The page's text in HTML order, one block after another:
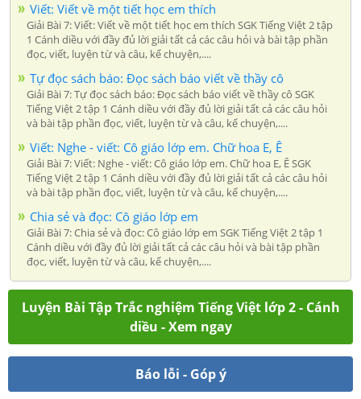
Viết: Viết về một tiết học em thích
Giải Bài 7: Viết: Viết về một tiết học em thích SGK Tiếng Việt 2 tập
1 Cánh diều với đầy đủ lời giải tất cả các câu hỏi và bài tập phần
đọc, viết, luyện từ và câu, kể chuyện,....
Tự đọc sách báo: Đọc sách báo viết về thầy cô
Giải Bài 7: Tự đọc sách báo: Đọc sách báo viết về thầy cô SGK
Tiếng Việt 2 tập 1 Cánh diều với đầy đủ lời giải tất cả các câu hỏi
và bài tập phần đọc, viết, luyện từ và câu, kể chuyện,....
Viết: Nghe - viết: Cô giáo lớp em. Chữ hoa E, Ê
Giải Bài 7: Viết: Nghe - viết: Cô giáo lớp em. Chữ hoa E, Ê SGK
Tiếng Việt 2 tập 1 Cánh diều với đầy đủ lời giải tất cả các câu hỏi
và bài tập phần đọc, viết, luyện từ và câu, kể chuyện,....
Chia sẻ và đọc: Cô giáo lớp em
Giải Bài 7: Chia sẻ và đọc: Cô giáo lớp em SGK Tiếng Việt 2 tập 1
Cánh diều với đầy đủ lời giải tất cả các câu hỏi và bài tập phần
đọc, viết, luyện từ và câu, kể chuyện,....
Luyện Bài Tập Trắc nghiệm Tiếng Việt lớp 2 - Cánh
diều - Xem ngay
Báo lỗi - Góp ý